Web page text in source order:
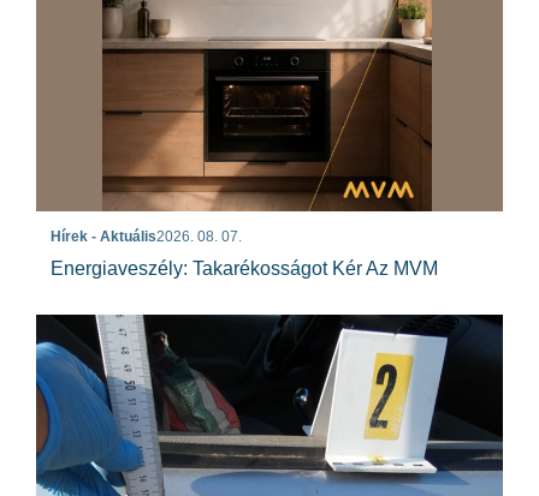
Hírek - Aktuális2026. 08. 07.
Energiaveszély: Takarékosságot Kér Az MVM